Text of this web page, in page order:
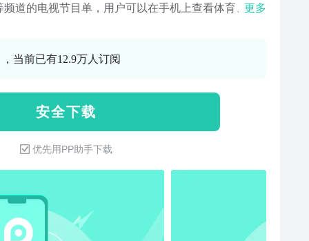
频道的电视节目单，用户可以在手机上查看体育、新
13、央视全套电视节目单内容，各大热门卫视如卫
圳卫视、广东卫视等。【地方台应有尽有】广东珠
东公共、湖南经视、湖南、湖南都市、湖北经视、河
、东南卫视、上海新闻综合、辽宁经济、山东教育、
市频道……电视节目单全都有！【体育频道】
、广东体育、五星体育、先锋乒羽、体育BTV冬奥纪
乓球、台球，各类比赛电视节目单。爱看电视TV给您
好的体验，期待并感谢您的支持和反馈。
更多
当前已有12.9万人订阅
安 全 下 载
优先用PP助手下载